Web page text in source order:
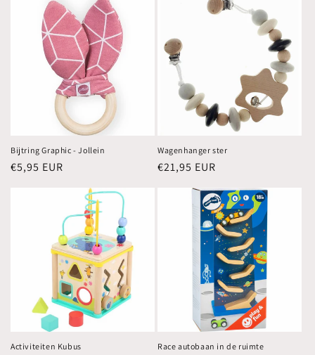
Bijtring Graphic - Jollein
Normale
€5,95 EUR
Wagenhanger ster
Normale
€21,95 EUR
Activiteiten Kubus Race autobaan in de ruimte